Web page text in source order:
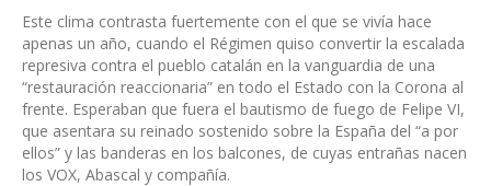
Este clima contrasta fuertemente con el que se vivía hace
apenas un año, cuando el Régimen quiso convertir la escalada
represiva contra el pueblo catalán en la vanguardia de una
“restauración reaccionaria” en todo el Estado con la Corona al
frente. Esperaban que fuera el bautismo de fuego de Felipe VI,
que asentara su reinado sostenido sobre la España del “a por
ellos” y las banderas en los balcones, de cuyas entrañas nacen
los VOX, Abascal y compañía.